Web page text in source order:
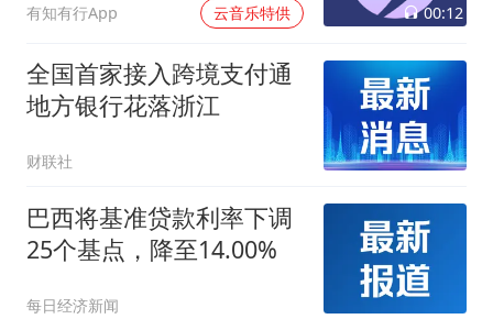
有知有行App 云音乐特供 00:12
全国首家接入跨境支付通
地方银行花落浙江
财联社
巴西将基准贷款利率下调
25个基点，降至14.00%
每日经济新闻